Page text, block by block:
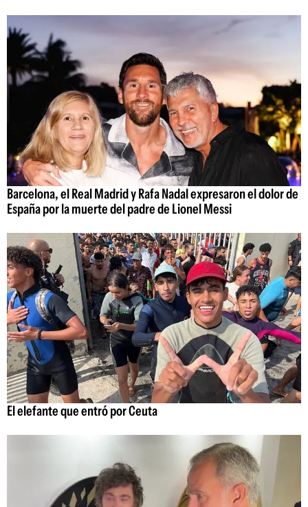
Barcelona, el Real Madrid y Rafa Nadal expresaron el dolor de
España por la muerte del padre de Lionel Messi
El elefante que entró por Ceuta